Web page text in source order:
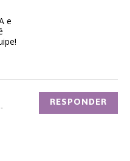
e
RESPONDER